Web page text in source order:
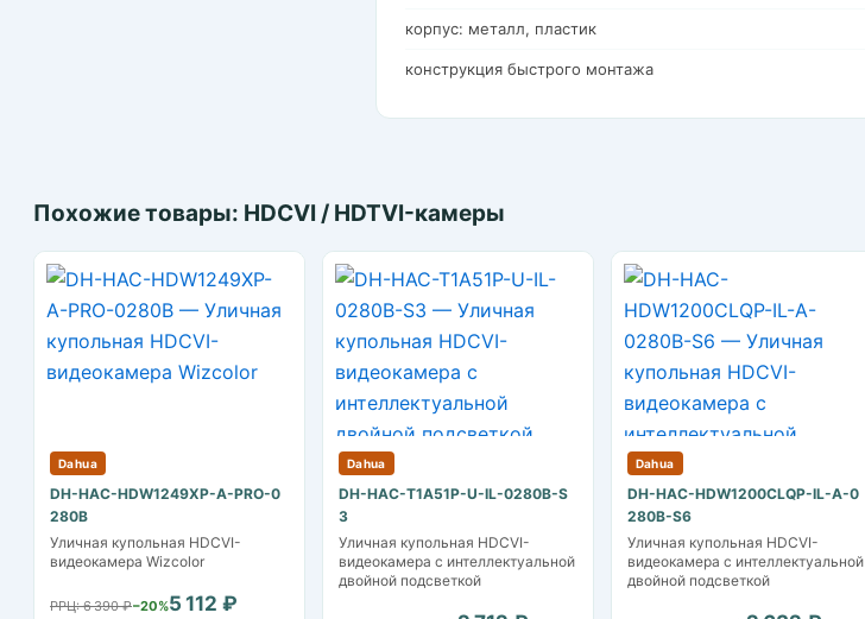
корпус: металл, пластик
конструкция быстрого монтажа
Похожие товары: HDCVI / HDTVI-камеры
Dahua
DH-HAC-HDW1249XP-A-PRO-0
280B
Уличная купольная HDCVI-
видеокамера Wizcolor
РРЦ: 6 390 ₽−20%5 112 ₽
Dahua
DH-HAC-T1A51P-U-IL-0280B-S
3
Уличная купольная HDCVI-
видеокамера с интеллектуальной
двойной подсветкой
Dahua
DH-HAC-HDW1200CLQP-IL-A-0
280B-S6
Уличная купольная HDCVI-
видеокамера с интеллектуальной
двойной подсветкой